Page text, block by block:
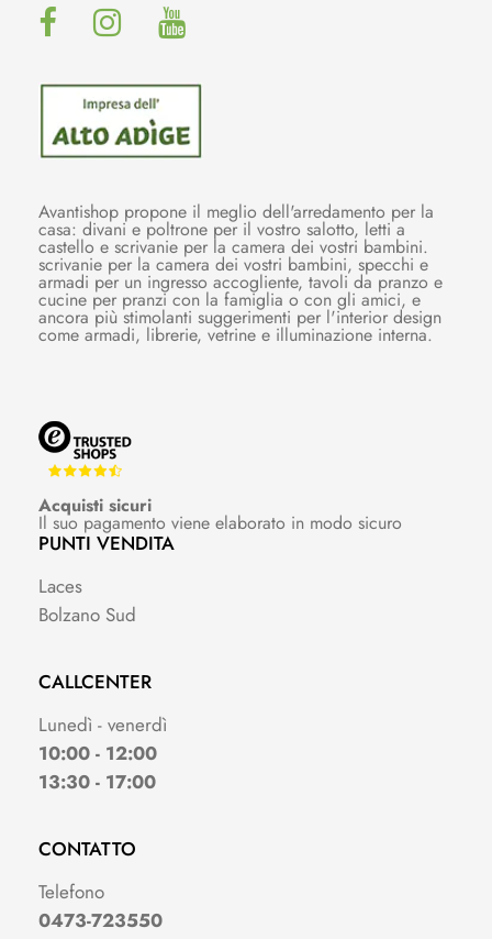
Avantishop propone il meglio dell'arredamento per la
casa: divani e poltrone per il vostro salotto, letti a
castello e scrivanie per la camera dei vostri bambini.
scrivanie per la camera dei vostri bambini, specchi e
armadi per un ingresso accogliente, tavoli da pranzo e
cucine per pranzi con la famiglia o con gli amici, e
ancora più stimolanti suggerimenti per l'interior design
come armadi, librerie, vetrine e illuminazione interna.
Acquisti sicuri
Il suo pagamento viene elaborato in modo sicuro
PUNTI VENDITA
Laces
Bolzano Sud
CALLCENTER
Lunedì - venerdì
10:00 - 12:00
13:30 - 17:00
CONTATTO
Telefono
0473-723550